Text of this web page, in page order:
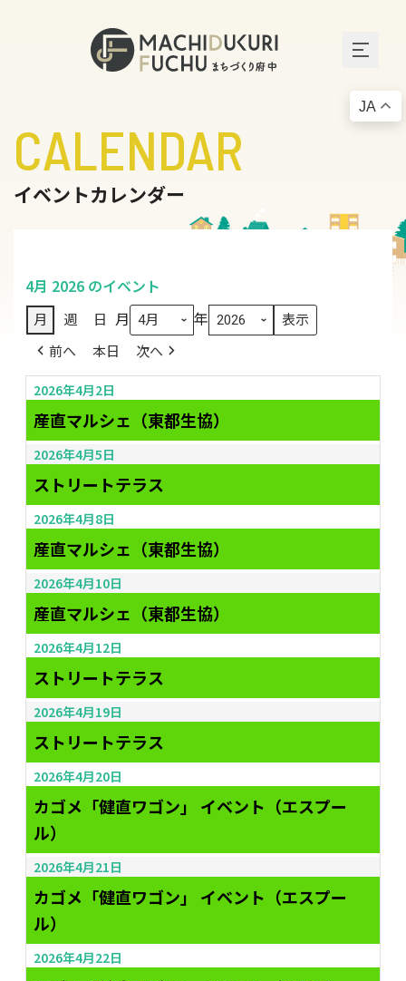
CALENDAR
イベントカレンダー
4月 2026 のイベント
月 週 日 月 年
前へ 本日 次へ
2026年4月2日
産直マルシェ（東都生協）
2026年4月5日
ストリートテラス
2026年4月8日
産直マルシェ（東都生協）
2026年4月10日
産直マルシェ（東都生協）
2026年4月12日
ストリートテラス
2026年4月19日
ストリートテラス
2026年4月20日
カゴメ「健直ワゴン」 イベント（エスプー
ル）
2026年4月21日
カゴメ「健直ワゴン」 イベント（エスプー
ル）
2026年4月22日
JA